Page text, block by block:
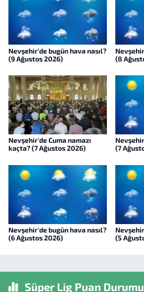
Nevşehir'de bugün hava nasıl?
(9 Ağustos 2026)
(8
Nevşehir'de Cuma namazı
kaçta? (7 Ağustos 2026)
(7
Nevşehir'de bugün hava nasıl?
(6 Ağustos 2026)
(5
Süper Lig Puan Durumu